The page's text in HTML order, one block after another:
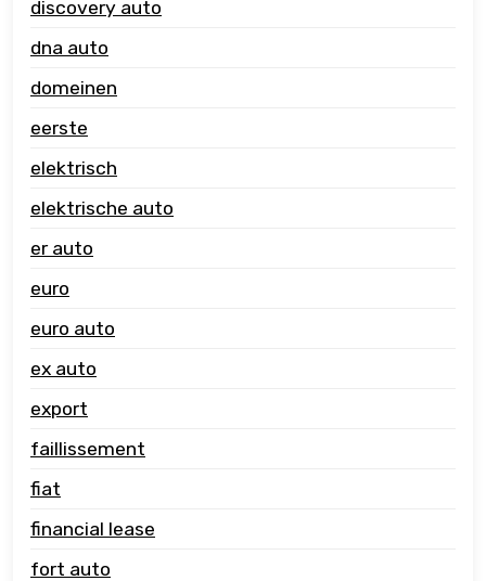
discovery auto
dna auto
domeinen
eerste
elektrisch
elektrische auto
er auto
euro
euro auto
ex auto
export
faillissement
fiat
financial lease
fort auto